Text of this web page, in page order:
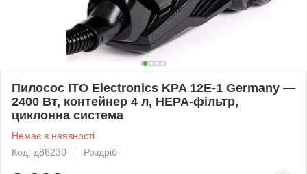
Пилосос ITO Electronics KPA 12E-1 Germany —
2400 Вт, контейнер 4 л, HEPA-фільтр,
циклонна система
Немає в наявності
Код: д86230
Роздріб